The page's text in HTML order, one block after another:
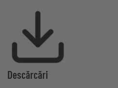
Descărcări